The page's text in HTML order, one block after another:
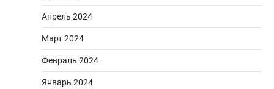
Апрель 2024
Март 2024
Февраль 2024
Январь 2024